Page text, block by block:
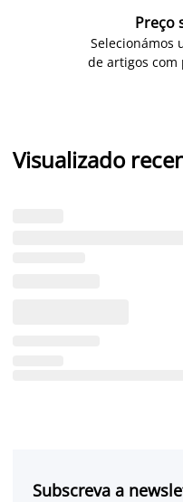
Preço
Selecionámos
de artigos com
Visualizado
Subscreva a